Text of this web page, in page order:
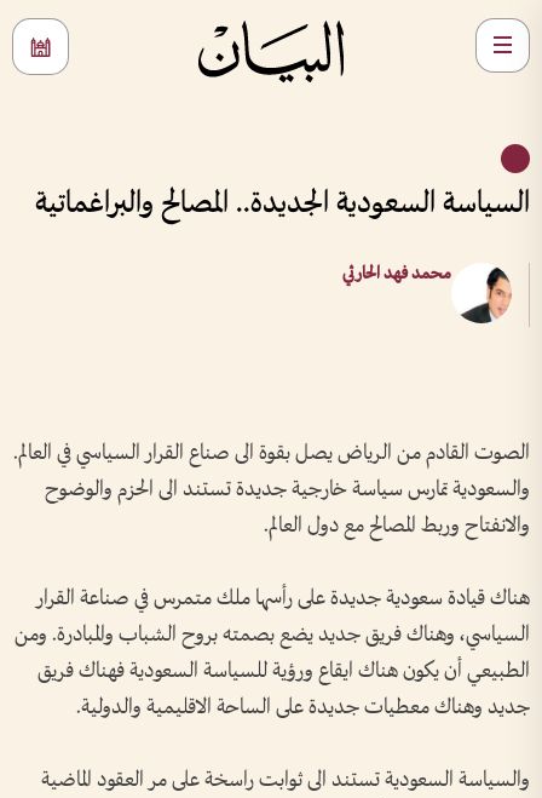
السياسة السعودية الجديدة..‬ المصالح والبراغماتية
محمد فهد الحارثي
الصوت القادم من الرياض يصل بقوة الى صناع القرار السياسي في العالم‫.‬
والسعودية تمارس سياسة خارجية جديدة تستند الى الحزم والوضوح
والانفتاح وربط المصالح مع دول العالم‫.‬
هناك قيادة سعودية جديدة على رأسها ملك متمرس في صناعة القرار
السياسي‫، وهناك فريق جديد يضع بصمته بروح الشباب والمبادرة‫.‬ ومن
الطبيعي أن يكون هناك ايقاع ورؤية للسياسة السعودية‫ فهناك فريق
جديد وهناك معطيات جديدة على الساحة الاقليمية والدولية. ‬
والسياسة السعودية تستند الى ثوابت راسخة على مر العقود الماضية